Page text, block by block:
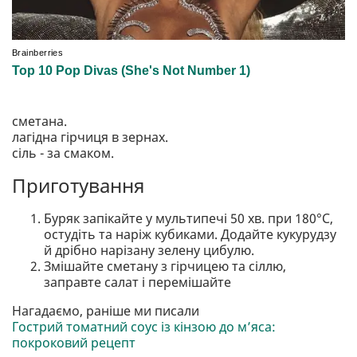
сметана.
лагідна гірчиця в зернах.
сіль - за смаком.
Приготування
Буряк запікайте у мультипечі 50 хв. при 180°C,
остудіть та наріж кубиками. Додайте кукурудзу
й дрібно нарізану зелену цибулю.
Змішайте сметану з гірчицею та сіллю,
заправте салат і перемішайте
Нагадаємо, раніше ми писали
Гострий томатний соус із кінзою до м’яса:
покроковий рецепт